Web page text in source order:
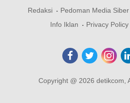
Redaksi Pedoman Media Siber
Info Iklan
Privacy Policy
Copyright @ 2026 detikcom,